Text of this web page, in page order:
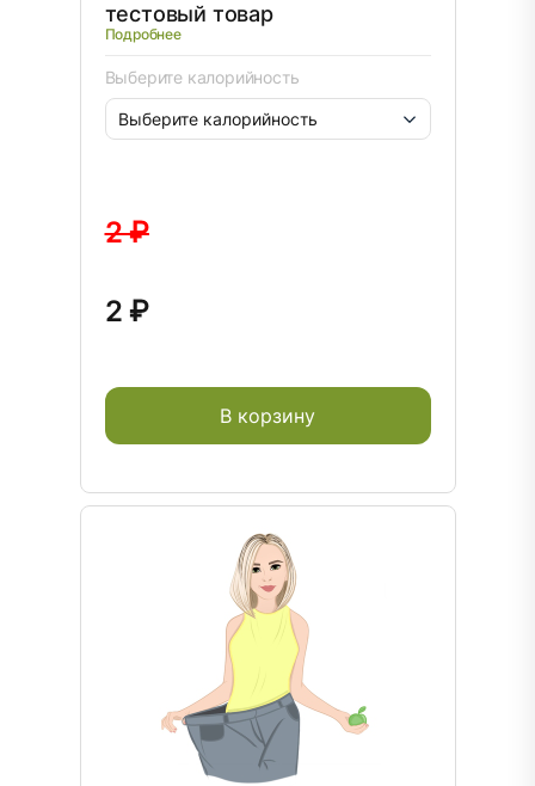
тестовый товар
Подробнее
Выберите калорийность
2 ₽
2 ₽
В корзину